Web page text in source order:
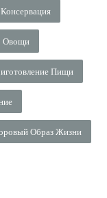
Консервация
Овощи
Пищи
Образ Жизни